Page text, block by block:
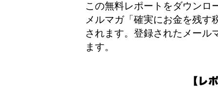
この無料レポートをダウンロ
メルマガ「確実にお金を残す
されます。登録されたメール
ます。